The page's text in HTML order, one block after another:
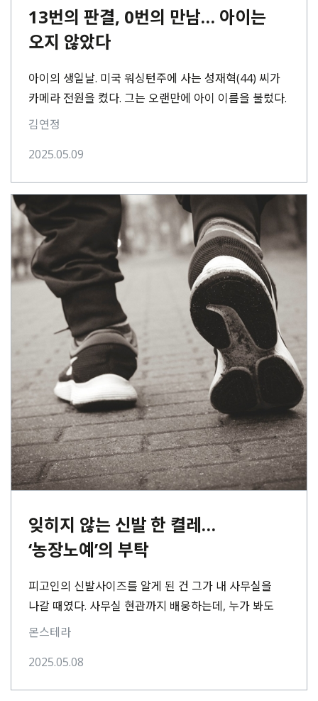
13번의 판결, 0번의 만남… 아이는
오지 않았다
아이의 생일날. 미국 워싱턴주에 사는 성재혁(44) 씨가
카메라 전원을 켰다. 그는 오랜만에 아이 이름을 불렀다.
“○○야, 안녕. 아빠야.” 한국 시간으로⋯
김연정
2025.05.09
잊히지 않는 신발 한 켤레…
‘농장노예’의 부탁
피고인의 신발사이즈를 알게 된 건 그가 내 사무실을
나갈 때였다. 사무실 현관까지 배웅하는데, 누가 봐도
새로 산 것이 분명한 그의⋯
몬스테라
2025.05.08